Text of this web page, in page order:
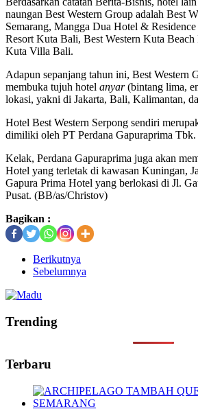
naungan Best Western Group adalah Best
Semarang, Mangga Dua Hotel & Residence
Resort Kuta Bali, Best Western Kuta Beach
Kuta Villa Bali.
Adapun sepanjang tahun ini, Best Western
membuka tujuh hotel anyar(bintang lima,
lokasi, yakni di Jakarta, Bali, Kalimantan,
Hotel Best Western Serpong sendiri
dimiliki oleh PT Perdana Gapuraprima Tbk.
Kelak, Perdana Gapuraprima juga akan
Hotel yang terletak di kawasan Kuningan,
Gapura Prima Hotel yang berlokasi di Jl.
Pusat. (BB/as/Christov)
Bagikan :
Berikutnya
Sebelumnya
Trending
Terbaru